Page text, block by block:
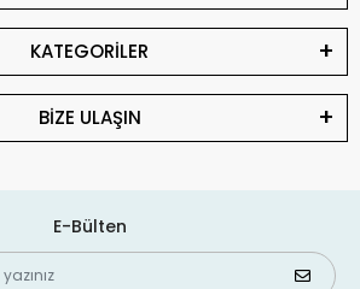
KATEGORİLER
BİZE ULAŞIN
E-Bülten